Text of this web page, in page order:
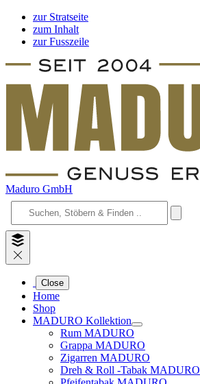
zur Stratseite
zum Inhalt
zur Fusszeile
Maduro GmbH
Close
Home
Shop
MADURO Kollektion
Rum MADURO
Grappa MADURO
Zigarren MADURO
Dreh & Roll -Tabak MADURO